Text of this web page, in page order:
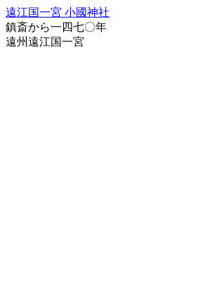
遠江国一宮 小國神社
鎮斎から一四七〇年
遠州遠江国一宮